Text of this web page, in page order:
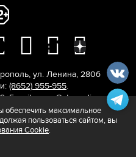
, ул. Ленина, 280б
(8652) 955-955.
E-mail:news@atvmedia.ru.
защищены.
обеспечить максимальное
пользоваться сайтом, вы
Cookie.